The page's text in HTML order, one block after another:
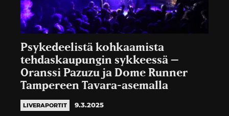
Psykedeelistä kohkaamista
tehdaskaupungin sykkeessä –
Oranssi Pazuzu ja Dome Runner
Tampereen Tavara-asemalla
LIVERAPORTIT 9.3.2025